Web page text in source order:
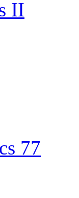
II
77